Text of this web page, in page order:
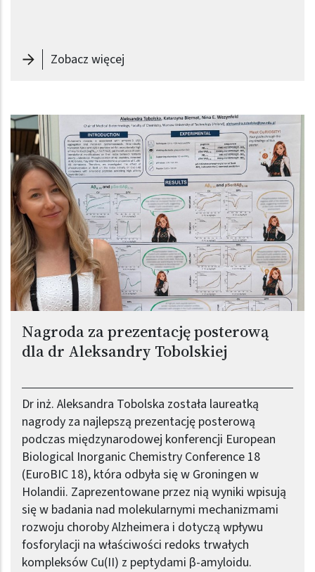
Zobacz więcej-
Obraz (old)
Nagroda za prezentację posterową
dla dr Aleksandry Tobolskiej
Dr inż. Aleksandra Tobolska została laureatką
nagrody za najlepszą prezentację posterową
podczas międzynarodowej konferencji European
Biological Inorganic Chemistry Conference 18
(EuroBIC 18), która odbyła się w Groningen w
Holandii. Zaprezentowane przez nią wyniki wpisują
się w badania nad molekularnymi mechanizmami
rozwoju choroby Alzheimera i dotyczą wpływu
fosforylacji na właściwości redoks trwałych
kompleksów Cu(II) z peptydami β-amyloidu.